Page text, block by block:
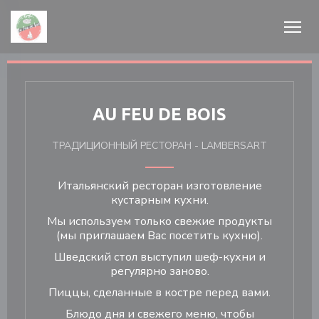
Панель управления cookies
AU FEU DE BOIS
ТРАДИЦИОННЫЙ РЕСТОРАН - LAMBERSART
Итальянский ресторан изготовление
кустарным кухни.
Мы используем только свежие продукты
(мы приглашаем Вас посетить кухню).
Шведский стол выступил шеф-кухни и
регулярно заново.
Пиццы, сделанные в костре перед вами.
Блюдо дня и свежего меню, чтобы